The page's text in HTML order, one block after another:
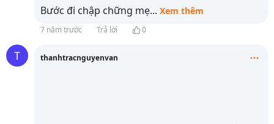
Bước đi chập chững mẹ... Xem thêm
7 năm trước Trả lời 0
T thanhtracnguyenvan